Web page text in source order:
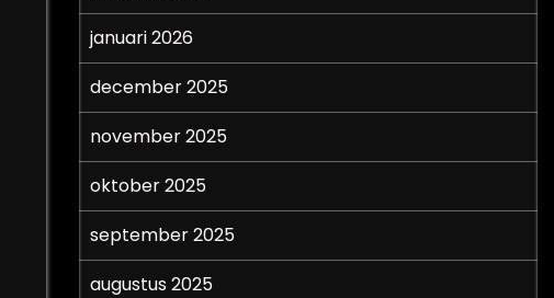
januari 2026
december 2025
november 2025
oktober 2025
september 2025
augustus 2025